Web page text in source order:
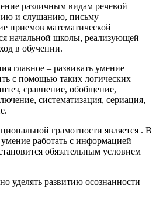
различным видам речевой
и слушанию, письму
приемов математической
начальной школы, реализующей
в обучении.
главное – развивать умение
с помощью таких логических
сравнение, обобщение,
систематизация, сериация,
грамотности является . В
работать с информацией
обязательным условием
уделять развитию осознанности